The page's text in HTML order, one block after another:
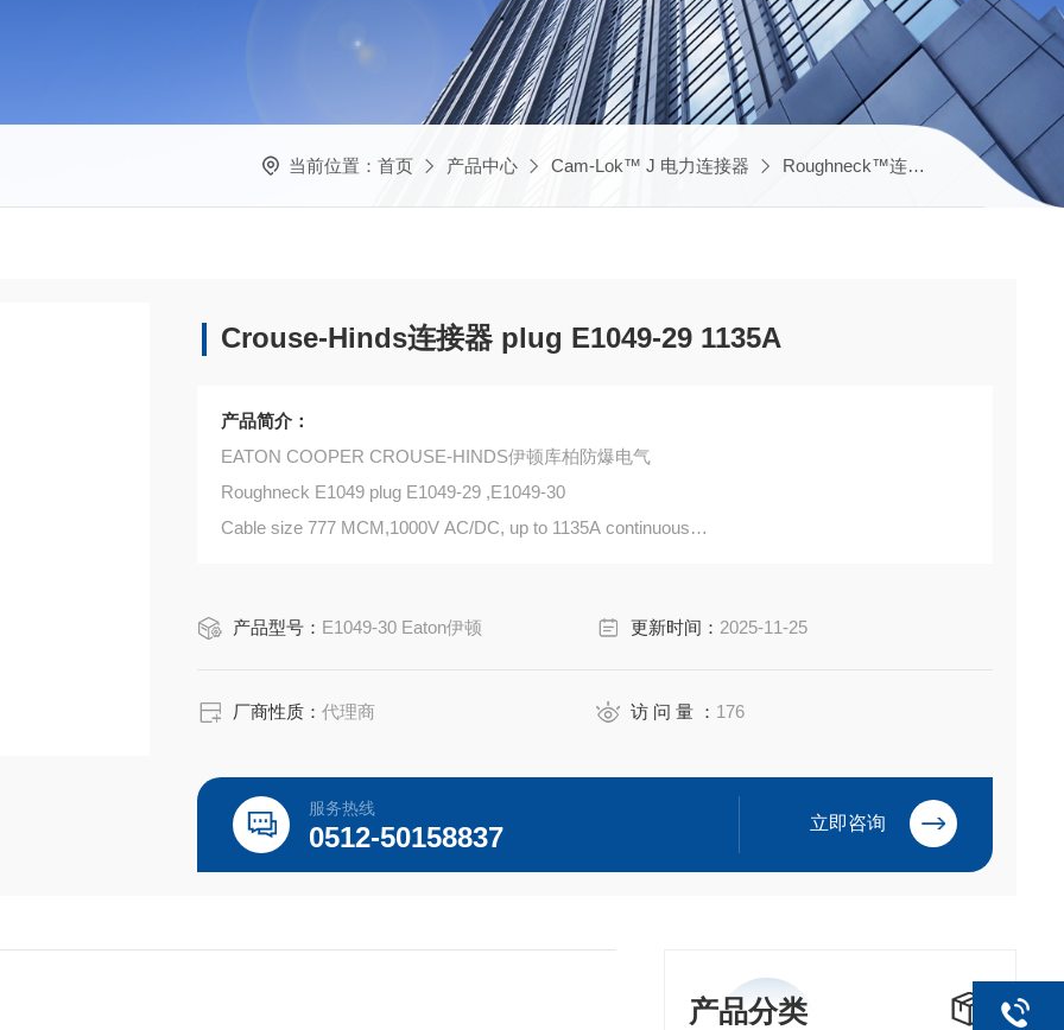
当前位置： 首页 产品中心 Cam-Lok™ J 电力连接器 Roughneck™连接器E1049
Crouse-Hinds连接器 plug E1049-29 1135A
产品简介：
EATON COOPER CROUSE-HINDS伊顿库柏防爆电气
Roughneck E1049 plug E1049-29 ,E1049-30
Cable size 777 MCM,1000V AC/DC, up to 1135A continuous
产品型号： E1049-30 Eaton伊顿 更新时间： 2025-11-25
厂商性质：代理商 访 问 量 ： 176
服务热线
0512-50158837 立即咨询
产品分类